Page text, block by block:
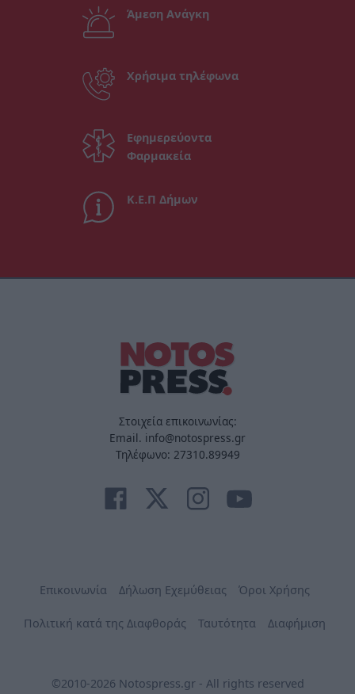
Άμεση Ανάγκη
Χρήσιμα τηλέφωνα
Εφημερεύοντα
Φαρμακεία
Κ.Ε.Π Δήμων
Στοιχεία επικοινωνίας:
Email. info@notospress.gr
Τηλέφωνο: 27310.89949
Επικοινωνία Δήλωση Εχεμύθειας Όροι Χρήσης
Πολιτική κατά της Διαφθοράς Ταυτότητα Διαφήμιση
©2010-2026 Notospress.gr - All rights reserved